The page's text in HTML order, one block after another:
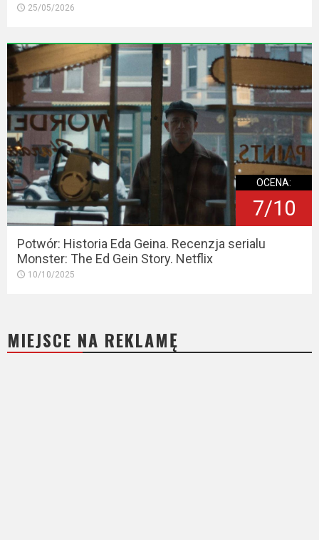
25/05/2026
OCENA:
7/10
Potwór: Historia Eda Geina. Recenzja serialu
Monster: The Ed Gein Story. Netflix
10/10/2025
MIEJSCE NA REKLAMĘ